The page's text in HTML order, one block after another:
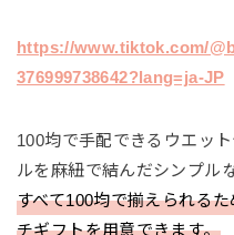
https://www.tiktok.com/
376999738642?lang=ja-JP
100均で手配できるウエッ
ルを麻紐で結んだシンプル
すべて100均で揃えられる
チギフトを用意できます。